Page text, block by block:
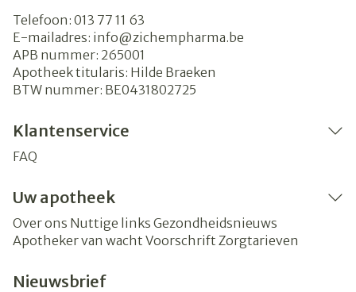
Telefoon: 013 77 11 63
E-mailadres: info@zichempharma.be
APB nummer: 265001
Apotheek titularis: Hilde Braeken
BTW nummer: BE0431802725
Klantenservice
FAQ
Uw apotheek
Over ons Nuttige links Gezondheidsnieuws
Apotheker van wacht Voorschrift Zorgtarieven
Nieuwsbrief